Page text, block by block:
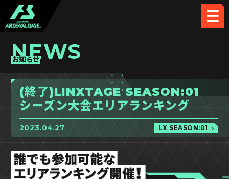
NEWS
お知らせ
(終了)LINXTAGE SEASON:01
シーズン大会エリアランキング
2023.04.27 LX SEASON:01